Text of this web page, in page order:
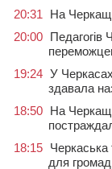
20:31
На
20:00 Педагогів
19:24 У
здавала
18:50 На
18:15
для громад